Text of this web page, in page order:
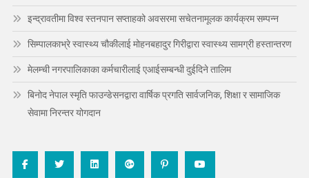
इन्द्रावतीमा विश्व स्तनपान सप्ताहको अवसरमा सचेतनामूलक कार्यक्रम सम्पन्न
सिम्पालकाभ्रे स्वास्थ्य चौकीलाई मोहनबहादुर गिरीद्वारा स्वास्थ्य सामग्री हस्तान्तरण
मेलम्ची नगरपालिकाका कर्मचारीलाई एआईसम्बन्धी दुईदिने तालिम
बिनोद नेपाल स्मृति फाउन्डेसनद्वारा वार्षिक प्रगति सार्वजनिक, शिक्षा र सामाजिक
सेवामा निरन्तर योगदान